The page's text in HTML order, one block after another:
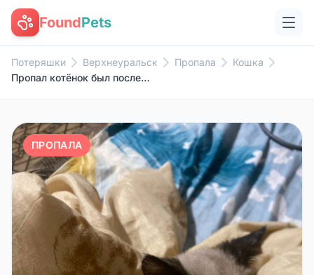
FoundPets
Потеряшки Верхнеуральск Пропала
Кошка
Пропал котёнок был последний р...
ПРОПАЛА